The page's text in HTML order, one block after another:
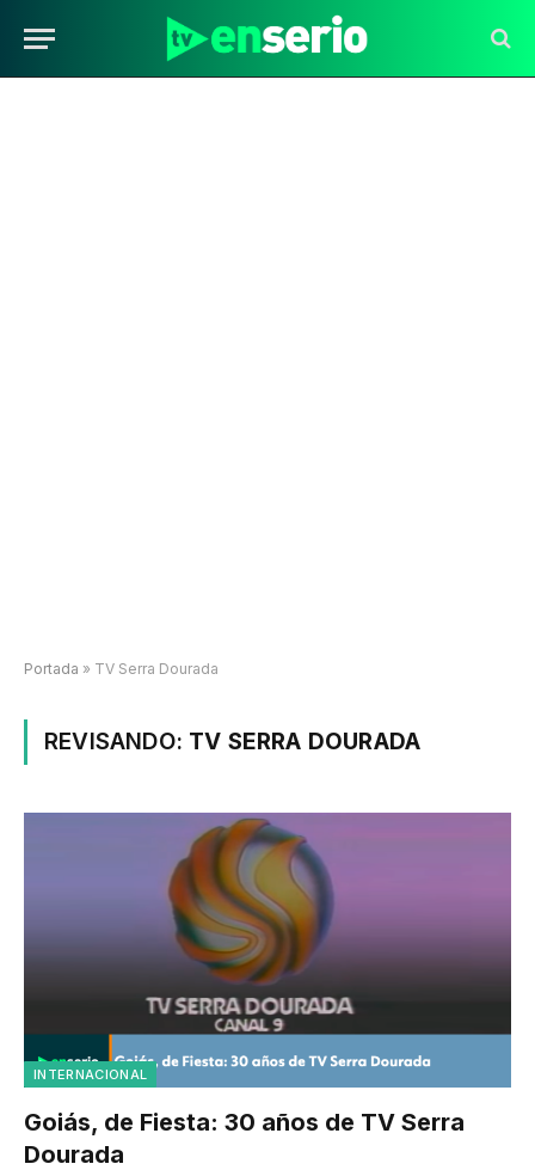
Portada » TV Serra Dourada
REVISANDO: TV SERRA DOURADA
INTERNACIONAL
Goiás, de Fiesta: 30 años de TV Serra
Dourada